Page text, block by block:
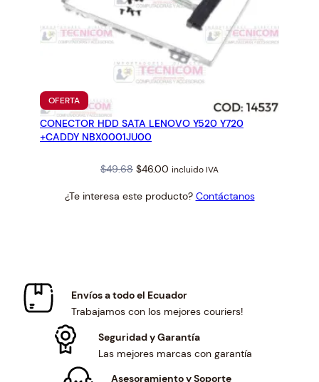
OFERTAPRODUCTO
EN
OFERTA
CONECTOR HDD SATA LENOVO Y520 Y720
+CADDY NBX0001JU00
$49.68 Original
was:
$46.00 Current
is:
incluido IVA
¿Te interesa este producto? Contáctanos
Envíos a todo el Ecuador
Trabajamos con los mejores couriers!
Seguridad y Garantía
Las mejores marcas con garantía
Asesoramiento y Soporte